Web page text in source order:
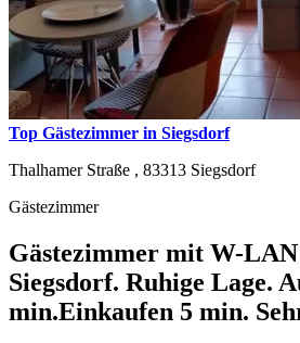
Top Gästezimmer in Siegsdorf
Thalhamer Straße , 83313 Siegsdorf
Gästezimmer
Gästezimmer mit W-
Siegsdorf. Ruhige Lage.
min.Einkaufen 5 min.